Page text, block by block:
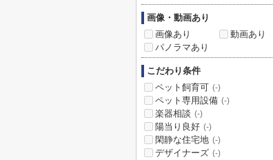
画像・動画あり
画像あり
動画あり
パノラマあり
こだわり条件
ペット飼育可 (-)
ペット専用設備 (-)
楽器相談 (-)
陽当り良好 (-)
閑静な住宅地 (-)
デザイナーズ (-)